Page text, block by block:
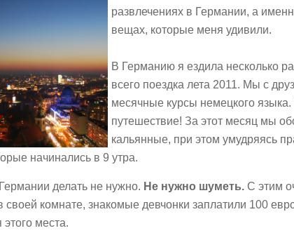
развлечениях в Германии, а
вещах, которые меня удивили.
В Германию я ездила несколько
всего поездка лета 2011. Мы с
месячные курсы немецкого
путешествие! За этот месяц мы
кальянные, при этом умудряясь
начинались в 9 утра.
делать не нужно. Не нужно шуметь. С этим
своей комнате, знакомые девчонки заплатили 100
места.